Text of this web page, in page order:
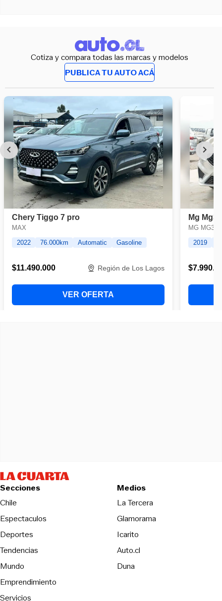
Cotiza y compara todas las marcas y modelos
PUBLICA TU AUTO ACÁ
Secciones
Chile
Espectaculos
Deportes
Tendencias
Mundo
Emprendimiento
Servicios
Medios
La TerceraOpens in new
Glamorama
Icarito
Auto.cl
DunaOpens in new window